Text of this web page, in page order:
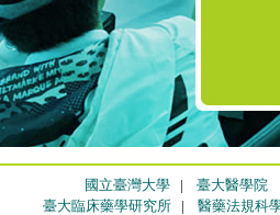
國立臺灣大學 | 臺大醫學院
臺大臨床藥學研究所 | 醫藥法規科